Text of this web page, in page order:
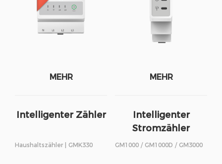
MEHR MEHR
Intelligenter Zähler
Haushaltszähler | GMK330
Intelligenter
Stromzähler
GM1000 / GM1000D / GM3000